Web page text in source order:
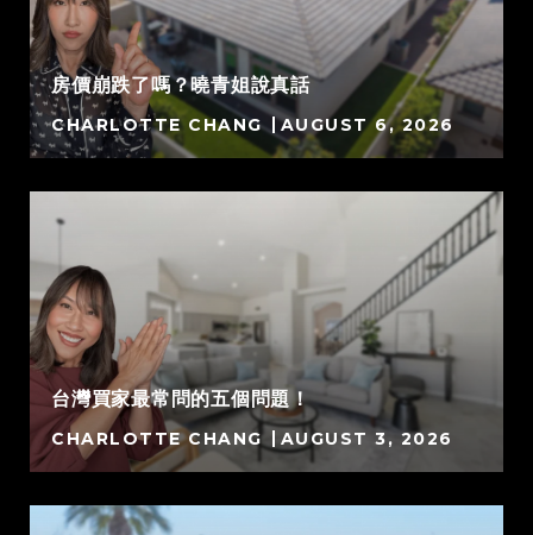
房價崩跌了嗎？曉青姐說真話
CHARLOTTE CHANG AUGUST 6, 2026
台灣買家最常問的五個問題！
CHARLOTTE CHANG AUGUST 3, 2026